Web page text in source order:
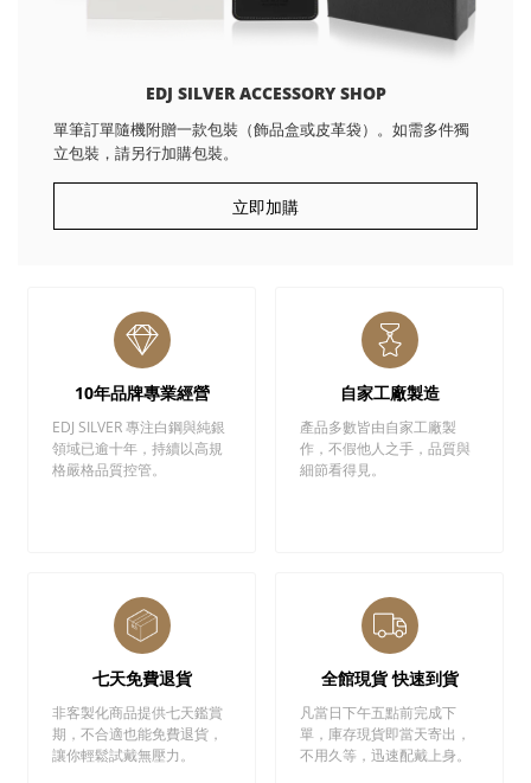
EDJ SILVER ACCESSORY SHOP
單筆訂單隨機附贈一款包裝（飾品盒或皮革袋）。如需多件獨
立包裝，請另行加購包裝。
立即加購
10年品牌專業經營
EDJ SILVER 專注白鋼與純銀
領域已逾十年，持續以高規
格嚴格品質控管。
自家工廠製造
產品多數皆由自家工廠製
作，不假他人之手，品質與
細節看得見。
七天免費退貨
非客製化商品提供七天鑑賞
期，不合適也能免費退貨，
讓你輕鬆試戴無壓力。
全館現貨 快速到貨
凡當日下午五點前完成下
單，庫存現貨即當天寄出，
不用久等，迅速配戴上身。